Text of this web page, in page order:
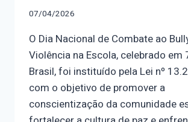
07/04/2026
O Dia Nacional de Combate ao
Violência na Escola, celebrado em
Brasil, foi instituído pela Lei nº
com o objetivo de promover a
conscientização da comunidade